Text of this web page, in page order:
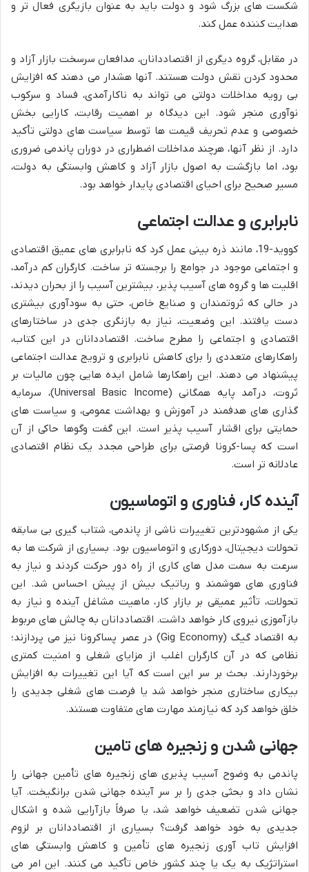
شکست های بزرگ شود و دولت باید به عنوان بازیگری فعال تر و
هدایت کننده عمل کند.
در مقابل، گروه دیگری از اقتصاددانان، مدافعان سرسخت بازار آزاد و
محدود کردن نقش دولت هستند. آنها هشدار می دهند که افزایش
بی رویه مداخلات دولتی می تواند به ناکارآمدی، فساد و سرکوب
نوآوری منجر شود. این دیدگاه بر اهمیت رقابت، کارایی بخش
خصوصی و عدم تحریف قیمت ها توسط سیاست های دولتی تأکید
دارد. از نظر آنها، هرچند مداخلات اضطراری در دوران پاندمی ضروری
بود، اما بازگشت به اصول بازار آزاد و کاهش وابستگی به دولت،
مسیر صحیح برای احیای اقتصادی پایدار خواهد بود.
نابرابری و عدالت اجتماعی
کووید-19، مانند ذره بینی عمل کرد که نابرابری های عمیق اقتصادی
و اجتماعی موجود در جوامع را برجسته تر ساخت. کارگران کم درآمد،
اقلیت ها و گروه های آسیب پذیر، بیشترین آسیب را از بحران دیدند،
در حالی که ثروتمندان و صنایع خاص، حتی به سودآوری بیشتری
دست یافتند. این وضعیت، نیاز به بازنگری جدی در ساختارهای
اقتصادی و اجتماعی را مطرح ساخت. اقتصاددانان در این کتاب،
راهکارهای متعددی را برای کاهش نابرابری و ترویج عدالت اجتماعی
پیشنهاد می دهند. این راهکارها شامل ایده هایی چون مالیات بر
ثروت، درآمد پایه همگانی (Universal Basic Income)، سرمایه
گذاری های هدفمند در آموزش و بهداشت عمومی، و سیاست های
حمایتی برای اقشار آسیب پذیر است. این گفت وگوها حاکی از آن
است که پسا-کرونا فرصتی برای طراحی مجدد یک نظام اقتصادی
عادلانه تر است.
آینده کار، فناوری و اتوماسیون
یکی از مشهودترین تغییرات ناشی از پاندمی، شتاب گیری بی سابقه
تحولات دیجیتال، دورکاری و اتوماسیون بود. بسیاری از شرکت ها به
سرعت به سمت مدل های کاری از راه دور حرکت کردند و نیاز به
فناوری های هوشمند و رباتیک بیش از پیش احساس شد. این
تحولات، تأثیر عمیقی بر بازار کار، ماهیت مشاغل آینده و نیاز به
بازآموزی نیروی کار خواهد داشت. اقتصاددانان به چالش های مربوط
به اقتصاد گیگ (Gig Economy) در عصر پساکرونا نیز می پردازند؛
نظامی که در آن کارگران اغلب از مزایای شغلی و امنیت کمتری
برخوردارند. بحث بر سر این است که آیا این تغییرات به افزایش
بیکاری ساختاری منجر خواهد شد یا فرصت های شغلی جدیدی را
خلق خواهد کرد که نیازمند مهارت های متفاوت هستند.
جهانی شدن و زنجیره های تامین
پاندمی به وضوح آسیب پذیری های زنجیره های تأمین جهانی را
نشان داد و بحثی جدی را بر سر آینده جهانی شدن برانگیخت. آیا
جهانی شدن تضعیف خواهد شد، یا صرفاً بازآرایی شده و اشکال
جدیدی به خود خواهد گرفت؟ بسیاری از اقتصاددانان بر لزوم
افزایش تاب آوری زنجیره های تأمین و کاهش وابستگی های
استراتژیک به یک یا چند کشور خاص تأکید می کنند. این امر می